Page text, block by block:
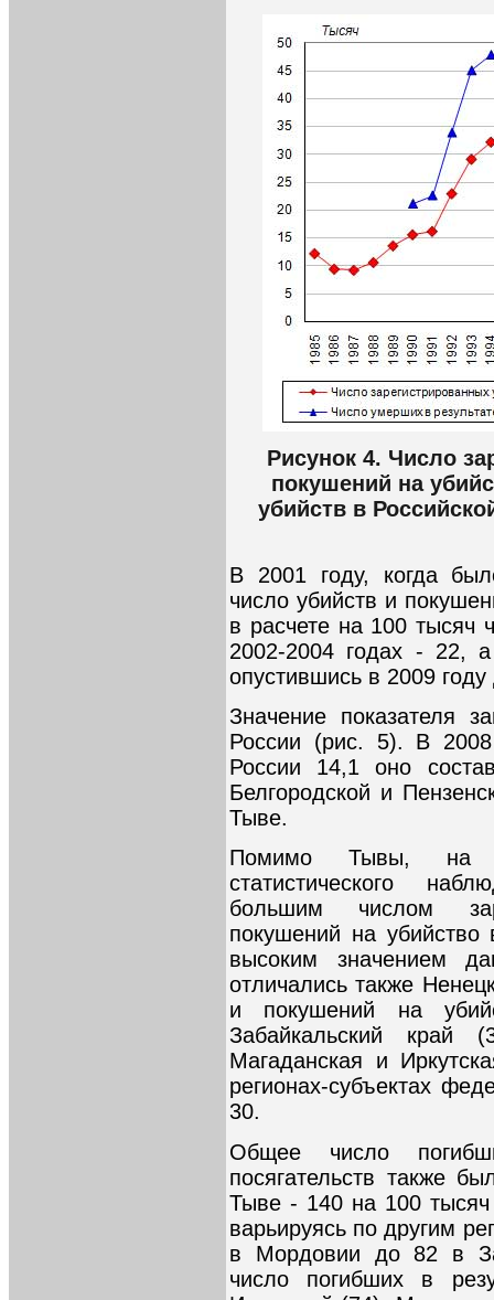
Рисунок 4. Число
покушений на
убийств в
В 2001 году, когда
число убийств и
в расчете на 100 тысяч
2002-2004 годах - 22,
опустившись в 2009
Значение показателя
России (рис. 5). В
России 14,1 оно
Белгородской и
Тыве.
Помимо Тывы, на
статистического
большим числом
покушений на убийство
высоким значением
отличались также
и покушений на
Забайкальский край
Магаданская и
регионах-субъектах
30.
Общее число
посягательств также
Тыве - 140 на 100
варьируясь по другим
в Мордовии до 82 в
число погибших в